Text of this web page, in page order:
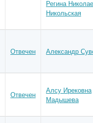
Регина
Никольская
Отвечен Александр
Отвечен
Алсу Ирековна
Мадышева